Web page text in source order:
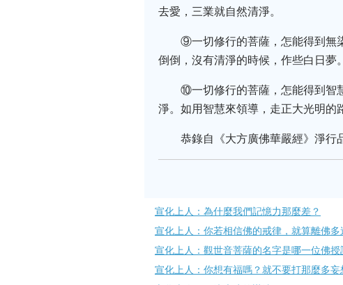
去愛，三業就自然清淨。
⑨一切修行的菩薩，怎能得到無
倒倒，沒有清淨的時候，作些白日夢
⑩一切修行的菩薩，怎能得到智
淨。如用智慧來領導，走正大光明的
恭錄自《大方廣佛華嚴經》淨行
宣化上人：為什麼我們記憶力那麼差？
宣化上人：你若相信佛的戒律，就算離佛
宣化上人：觀世音菩薩的名字是哪一位佛授
宣化上人：你想有福嗎？就不要打那麼多妄